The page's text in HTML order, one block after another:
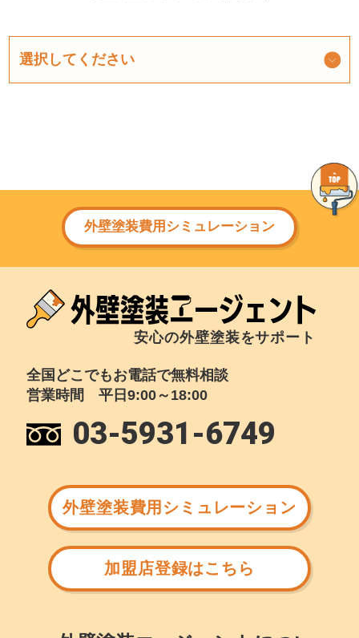
外壁塗装費用シミュレーション
安心の外壁塗装をサポート
全国どこでもお電話で無料相談
営業時間 平日9:00～18:00
03-5931-6749
外壁塗装費用シミュレーション
加盟店登録はこちら